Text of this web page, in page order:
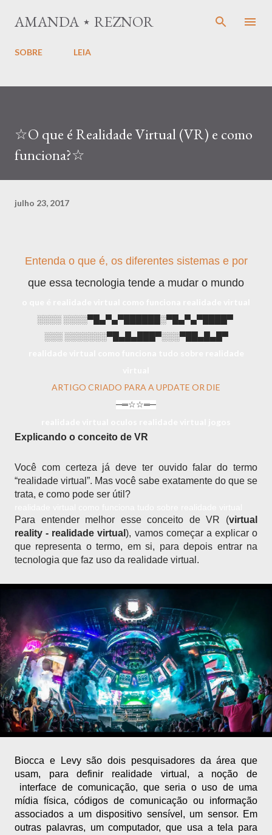
Pular para o conteúdo principal
AMANDA ⋆ REZNOR
SOBRE LEIA
☆O que é Realidade Virtual (VR) e como
funciona?☆
julho 23, 2017
Entenda o que é, os diferentes sistemas e por
que essa tecnologia tende a mudar o mundo
░░░░ ░░░░▀█▄▀▄▀██████░▀█▄▀▄▀████▀
░░░ ░░░░░░░▀█▄█▄███▀░░░▀██▄█▄█▀
ARTIGO CRIADO PARA A UPDATE OR DIE
─═☆☆═─
Explicando o conceito de VR
Você com certeza já deve ter ouvido falar do termo
“realidade virtual”. Mas você sabe exatamente do que se
trata, e como pode ser útil?
Para entender melhor esse conceito de VR (virtual
reality - realidade virtual), vamos começar a explicar o
que representa o termo, em si, para depois entrar na
tecnologia que faz uso da realidade virtual.
Biocca e Levy são dois pesquisadores da área que
usam, para definir realidade virtual, a noção de
interface de comunicação, que seria o uso de uma
mídia física, códigos de comunicação ou informação
associados a um dispositivo sensível, um sensor. Em
outras palavras, um computador, que usa a tela para